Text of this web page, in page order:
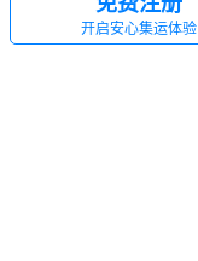
开启安心集运体验